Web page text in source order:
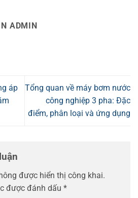
ADMIN
áp
Tổng quan về máy bơm nước
công nghiệp 3 pha: Đặc
điểm, phân loại và ứng dụng
được hiển thị công khai.
được đánh dấu *